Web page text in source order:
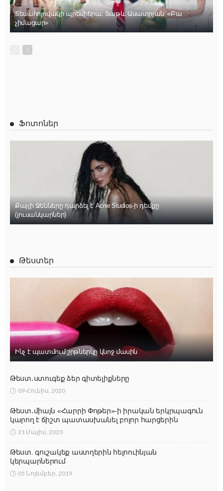
Տեսահոլովակի պրեմիերա․ Տաթև Ասատրյան՝ «Բա
չիմացար»
Ֆոտոներ
Քայլի Ջենները դարձել է Acne Studios-ի դեմքը
(լուսանկարներ)
Թեստեր
Ինչ է պատմում շրթներկը կնոջ մասին
Թեստ․ստուգեք ձեր գիտելիքները
09 Հունիս, 2020
Թեստ․միայն «Հարրի Փոթեր»-ի իրական երկրպագուն
կարող է ճիշտ պատասխանել բոլոր հարցերին
31 Մայիս, 2020
Թեստ. գուշակեք աստղերին հելոուինյան
կերպարներում
05 Նոյեմբեր, 2019